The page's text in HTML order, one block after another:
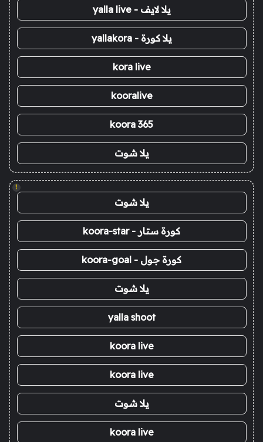
يلا لايف - yalla live
يلا كورة - yallakora
kora live
kooralive
koora 365
يلا شوت
!
يلا شوت
كورة ستار - koora-star
كورة جول - koora-goal
يلا شوت
yalla shoot
koora live
koora live
يلا شوت
koora live